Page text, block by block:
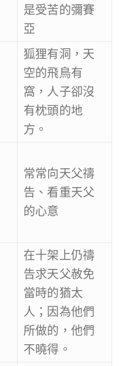
是受苦的彌賽
亞
狐狸有洞，天
空的飛鳥有
窩，人子卻沒
有枕頭的地
方。
常常向天父禱
告、看重天父
的心意
在十架上仍禱
告求天父赦免
當時的猶太
人；因為他們
所做的，他們
不曉得。